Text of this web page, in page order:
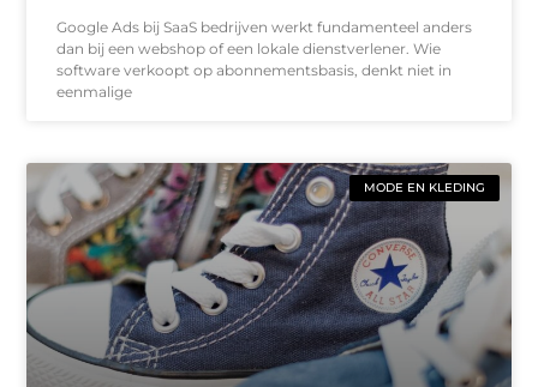
Google Ads bij SaaS bedrijven werkt fundamenteel anders
dan bij een webshop of een lokale dienstverlener. Wie
software verkoopt op abonnementsbasis, denkt niet in
eenmalige
MODE EN KLEDING